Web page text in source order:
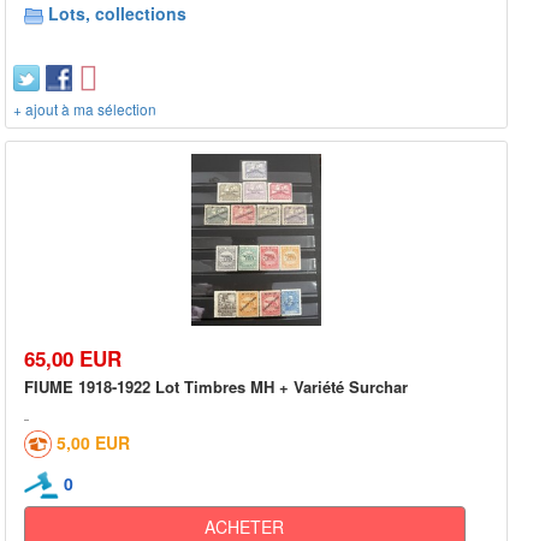
Lots, collections
+ ajout à ma sélection
65,00 EUR
FIUME 1918-1922 Lot Timbres MH + Variété Surchar
5,00 EUR
0
ACHETER